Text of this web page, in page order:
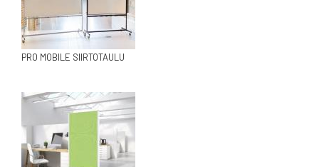
PRO MOBILE SIIRTOTAULU